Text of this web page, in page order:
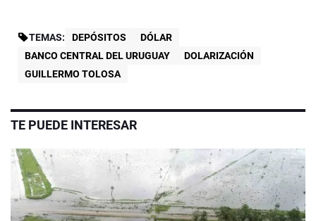
TEMAS: DEPÓSITOS
DÓLAR
BANCO CENTRAL DEL URUGUAY
DOLARIZACIÓN
GUILLERMO TOLOSA
TE PUEDE INTERESAR